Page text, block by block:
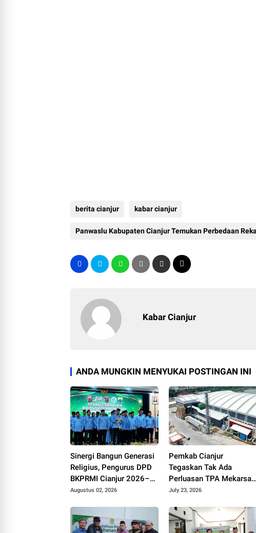
berita cianjur kabar cianjur
Panwaslu Kabupaten Cianjur Temukan Perbedaan
Kabar Cianjur
ANDA MUNGKIN MENYUKAI POSTINGAN INI
Sinergi Bangun Generasi
Religius, Pengurus DPD
BKPRMI Cianjur 2026–
2031 Resmi Dilantik di
Augustus 02, 2026
Pemkab Cianjur
Tegaskan Tak Ada
Perluasan TPA Mekarsari
pada 2026
July 23, 2026